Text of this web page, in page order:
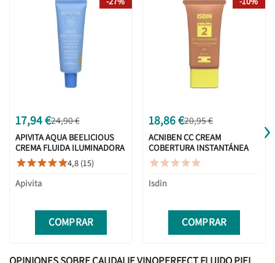
17,94 €24,90 €
APIVITA AQUA BEELICIOUS
CREMA FLUIDA ILUMINADORA
HIDRATANTE SPF30 CON
COLOR 30ML
4,8 (15)
Apivita
COMPRAR
18,86 €20,95 €
ACNIBEN CC CREAM
COBERTURA INSTANTÁNEA
SPF30 BRONZE 40ML

Isdin
COMPRAR
›
OPINIONES SOBRE CAUDALIE VINOPERFECT FLUIDO PIEL